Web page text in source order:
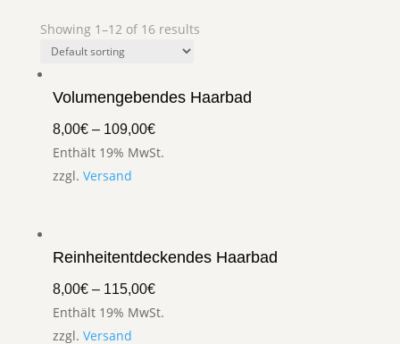
Showing 1–12 of 16 results
Volumengebendes Haarbad
8,00€– 109,00€
Enthält 19% MwSt.
zzgl. Versand
Reinheitentdeckendes Haarbad
8,00€– 115,00€
Enthält 19% MwSt.
zzgl. Versand